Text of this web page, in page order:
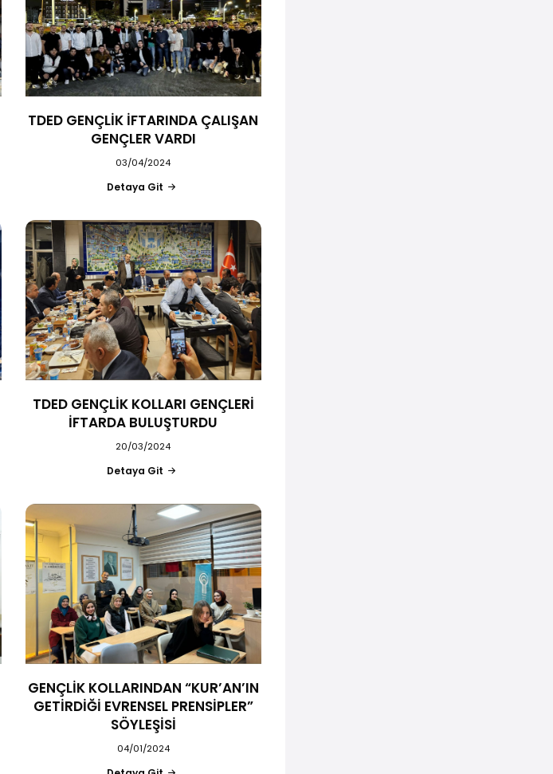
TDED GENÇLİK İFTARINDA ÇALIŞAN
GENÇLER VARDI
03/04/2024
Detaya Git
TDED GENÇLİK KOLLARI GENÇLERİ
İFTARDA BULUŞTURDU
20/03/2024
Detaya Git
GENÇLİK KOLLARINDAN “KUR’AN’IN
GETİRDİĞİ EVRENSEL PRENSİPLER”
SÖYLEŞİSİ
04/01/2024